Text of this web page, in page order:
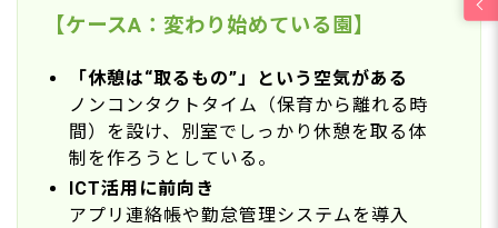
【ケースA：変わり始めている園】
「休憩は“取るもの”」という空気がある
ノンコンタクトタイム（保育から離れる時
間）を設け、別室でしっかり休憩を取る体
制を作ろうとしている。
ICT活用に前向き
アプリ連絡帳や勤怠管理システムを導入